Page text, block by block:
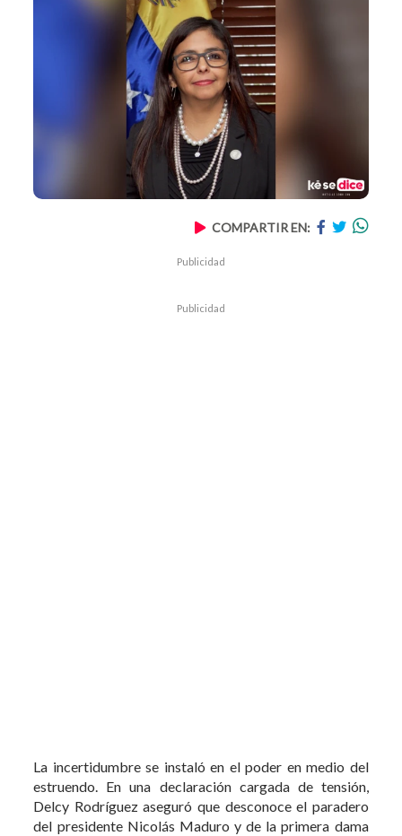
COMPARTIR EN:
Publicidad
Publicidad
La incertidumbre se instaló en el poder en medio del
estruendo. En una declaración cargada de tensión,
Delcy Rodríguez aseguró que desconoce el paradero
del presidente Nicolás Maduro y de la primera dama